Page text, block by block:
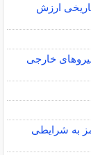
18 مرداد 1405 / سقف تاریخی ارزش
خارجی
به شرایطی